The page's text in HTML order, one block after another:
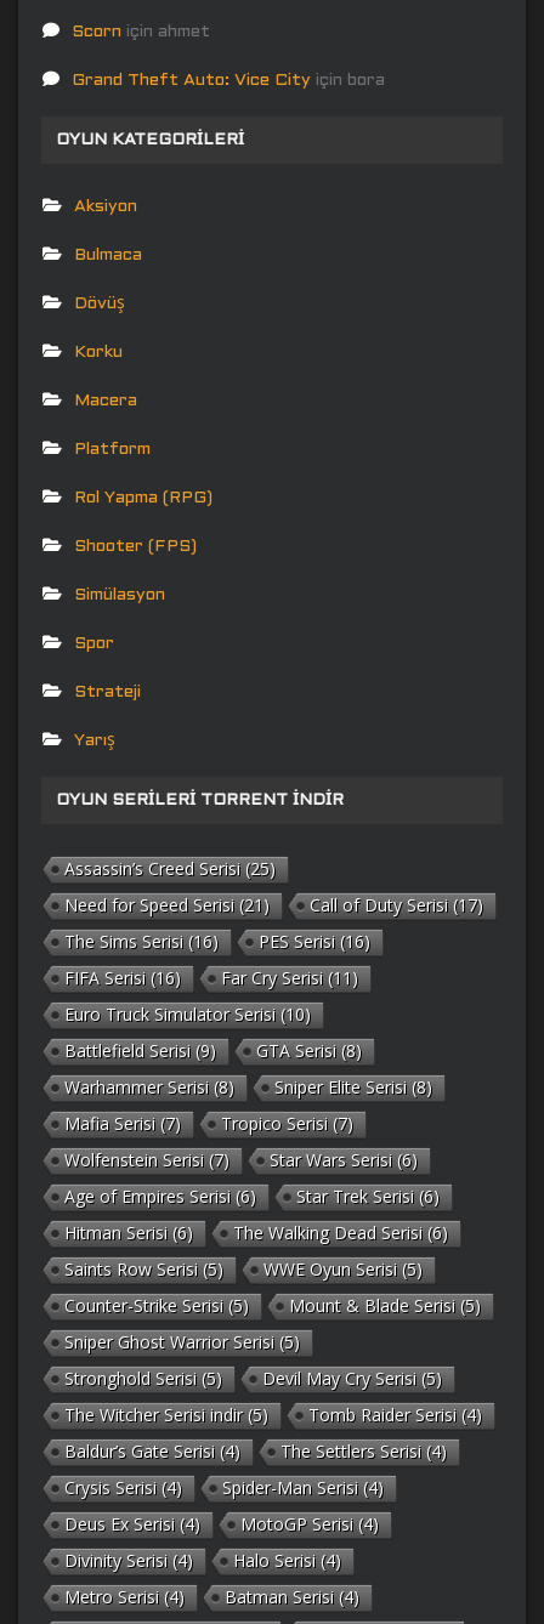
Scorn için ahmet
Grand Theft Auto: Vice City için bora
OYUN KATEGORILERI
Aksiyon
Bulmaca
Dövüş
Korku
Macera
Platform
Rol Yapma (RPG)
Shooter (FPS)
Simülasyon
Spor
Strateji
Yarış
OYUN SERILERI TORRENT İNDIR
Assassin’s Creed Serisi (25)
Need for Speed Serisi (21) Call of Duty Serisi (17)
The Sims Serisi (16) PES Serisi (16)
FIFA Serisi (16) Far Cry Serisi (11)
Euro Truck Simulator Serisi (10)
Battlefield Serisi (9) GTA Serisi (8)
Warhammer Serisi (8) Sniper Elite Serisi (8)
Mafia Serisi (7) Tropico Serisi (7)
Wolfenstein Serisi (7) Star Wars Serisi (6)
Age of Empires Serisi (6) Star Trek Serisi (6)
Hitman Serisi (6) The Walking Dead Serisi (6)
Saints Row Serisi (5) WWE Oyun Serisi (5)
Counter-Strike Serisi (5) Mount & Blade Serisi (5)
Sniper Ghost Warrior Serisi (5)
Stronghold Serisi (5) Devil May Cry Serisi (5)
The Witcher Serisi indir(5) Tomb Raider Serisi (4)
Baldur’s Gate Serisi (4) The Settlers Serisi (4)
Crysis Serisi (4) Spider-Man Serisi (4)
Deus Ex Serisi (4) MotoGP Serisi (4)
Divinity Serisi (4) Halo Serisi (4)
Metro Serisi (4) Batman Serisi (4)